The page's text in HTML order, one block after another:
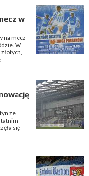
w
na mecz
W
ze
się